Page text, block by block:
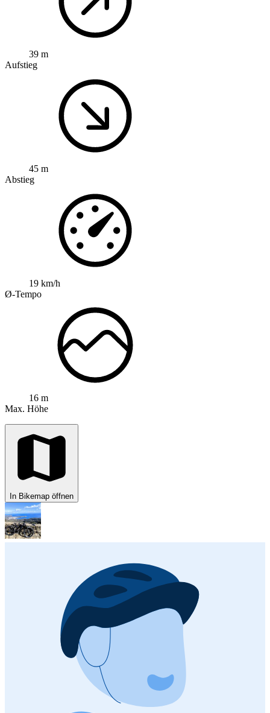
39 m
Aufstieg
45 m
Abstieg
19 km/h
Ø-Tempo
16 m
Max. Höhe
In Bikemap öffnen